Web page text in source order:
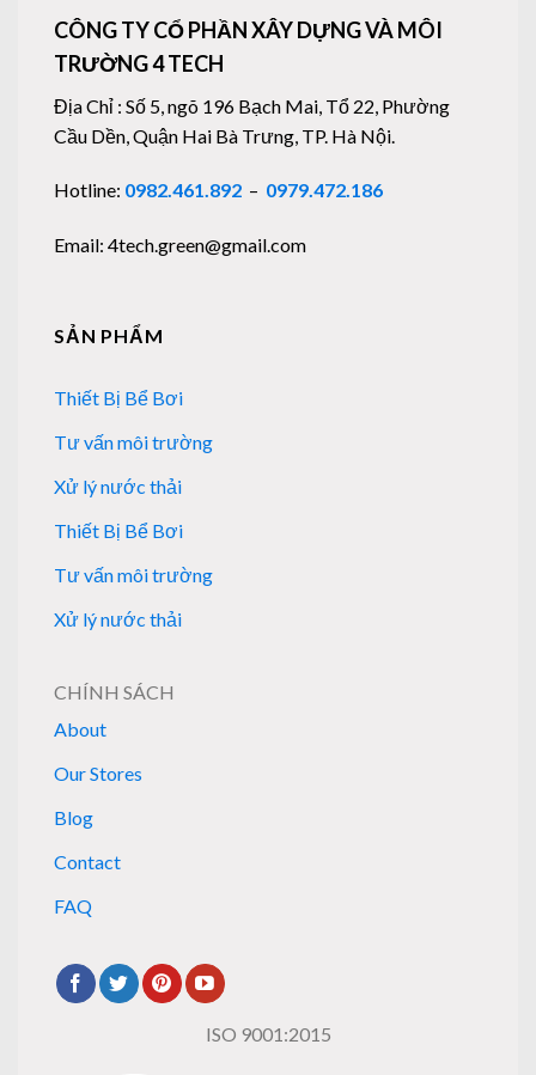
CÔNG TY CỔ PHẦN XÂY DỰNG VÀ MÔI
TRƯỜNG 4 TECH
Địa Chỉ : Số 5, ngõ 196 Bạch Mai, Tổ 22, Phường
Cầu Dền, Quận Hai Bà Trưng, TP. Hà Nội.
Hotline: 0982.461.892 – 0979.472.186
Email: 4tech.green@gmail.com
SẢN PHẨM
Thiết Bị Bể Bơi
Tư vấn môi trường
Xử lý nước thải
Thiết Bị Bể Bơi
Tư vấn môi trường
Xử lý nước thải
CHÍNH SÁCH
About
Our Stores
Blog
Contact
FAQ
ISO 9001:2015